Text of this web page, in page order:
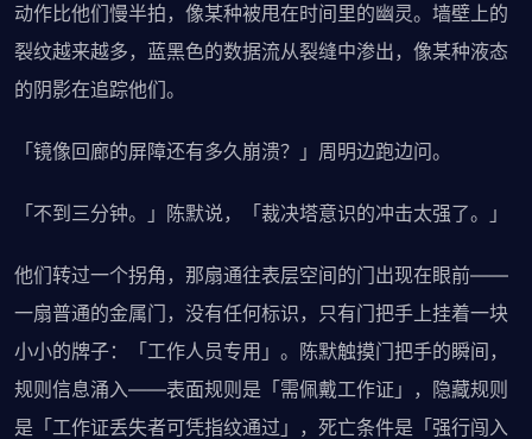
动作比他们慢半拍，像某种被甩在时间里的幽灵。墙壁上的
裂纹越来越多，蓝黑色的数据流从裂缝中渗出，像某种液态
的阴影在追踪他们。
「镜像回廊的屏障还有多久崩溃？」周明边跑边问。
「不到三分钟。」陈默说，「裁决塔意识的冲击太强了。」
他们转过一个拐角，那扇通往表层空间的门出现在眼前——
一扇普通的金属门，没有任何标识，只有门把手上挂着一块
小小的牌子：「工作人员专用」。陈默触摸门把手的瞬间，
规则信息涌入——表面规则是「需佩戴工作证」，隐藏规则
是「工作证丢失者可凭指纹通过」，死亡条件是「强行闯入